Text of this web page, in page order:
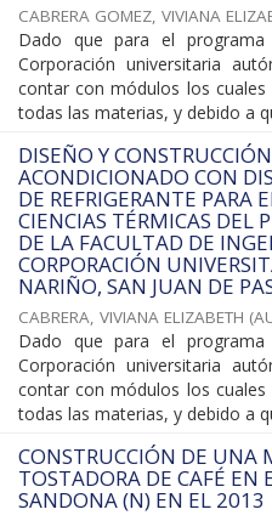
CABRERA GOMEZ, VIVIANA
Dado que para el
Corporación universitaria
contar con módulos los cuales
todas las materias, y debido a
DISEÑO Y
ACONDICIONADO CON
DE REFRIGERANTE PARA
CIENCIAS TÉRMICAS DEL
DE LA FACULTAD DE
CORPORACIÓN
NARIÑO, SAN JUAN DE
CABRERA, VIVIANA ELIZABETH (
Dado que para el
Corporación universitaria
contar con módulos los cuales
todas las materias, y debido a
CONSTRUCCIÓN DE
TOSTADORA DE CAFÉ EN
SANDONA (N) EN EL 2013